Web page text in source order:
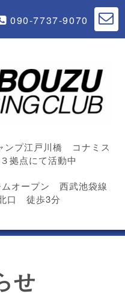
090-7737-9070
ンプ江戸川橋 コナミス
拠点にて活動中
オープン 西武池袋線
口 徒歩3分
せ